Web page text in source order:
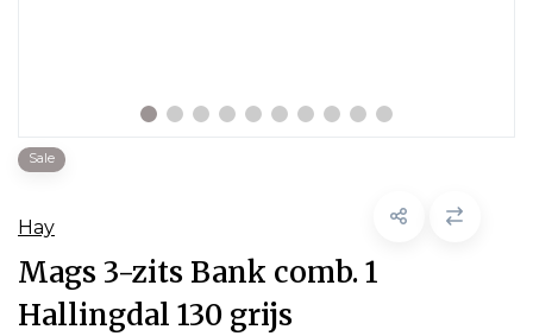
Sale
Hay
Mags 3-zits Bank comb. 1
Hallingdal 130 grijs